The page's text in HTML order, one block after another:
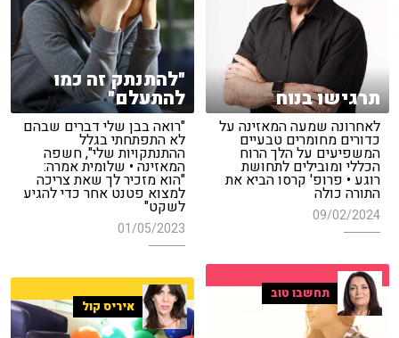
תרגישו בנוח
לאחרונה שמעה המאזינה על
כדורים מחומרים טבעיים
המשפיעים על הלך הרוח
הכללי ומובילים לתחושת
רוגע • פרופ' קרסו הביא את
התורה כולה
09/02/2024
"להתנתק זה כמו
להתעלם"
"רואה בבן שלי דברים שבהם
לא התפתחתי בגלל
ההתנתקויות שלי", חשפה
המאזינה • שלומית אמרה:
"הוא מזכיר לך שאת צריכה
למצוא פטנט אחר כדי להגיע
לשקט"
01/05/2023
תחשבו טוב
איריס קול